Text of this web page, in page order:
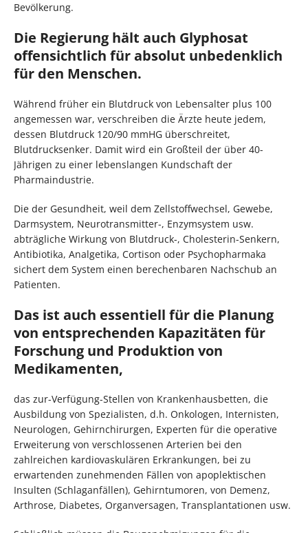
Bevölkerung.
Die Regierung hält auch Glyphosat
offensichtlich für absolut unbedenklich
für den Menschen.
Während früher ein Blutdruck von Lebensalter plus 100
angemessen war, verschreiben die Ärzte heute jedem,
dessen Blutdruck 120/90 mmHG überschreitet,
Blutdrucksenker. Damit wird ein Großteil der über 40-
Jährigen zu einer lebenslangen Kundschaft der
Pharmaindustrie.
Die der Gesundheit, weil dem Zellstoffwechsel, Gewebe,
Darmsystem, Neurotransmitter-, Enzymsystem usw.
abträgliche Wirkung von Blutdruck-, Cholesterin-Senkern,
Antibiotika, Analgetika, Cortison oder Psychopharmaka
sichert dem System einen berechenbaren Nachschub an
Patienten.
Das ist auch essentiell für die Planung
von entsprechenden Kapazitäten für
Forschung und Produktion von
Medikamenten,
das zur-Verfügung-Stellen von Krankenhausbetten, die
Ausbildung von Spezialisten, d.h. Onkologen, Internisten,
Neurologen, Gehirnchirurgen, Experten für die operative
Erweiterung von verschlossenen Arterien bei den
zahlreichen kardiovaskulären Erkrankungen, bei zu
erwartenden zunehmenden Fällen von apoplektischen
Insulten (Schlaganfällen), Gehirntumoren, von Demenz,
Arthrose, Diabetes, Organversagen, Transplantationen usw.